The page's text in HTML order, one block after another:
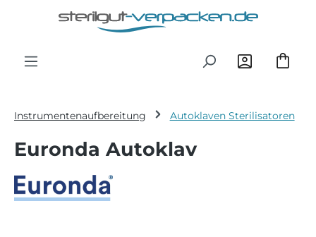
Zum Hauptinhalt springen
Instrumentenaufbereitung Autoklaven Sterilisatoren
Euronda Autoklav